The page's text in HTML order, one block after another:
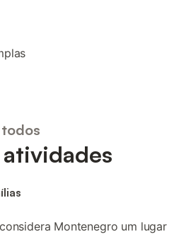
Montenegro um lugar